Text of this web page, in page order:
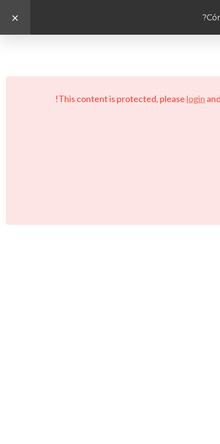
This content is protected, please login and